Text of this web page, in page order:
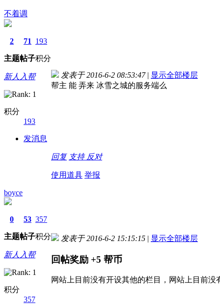
不着调
2
主题
71
帖子
193
积分
新人入帮
积分
193
发消息
发表于 2016-6-2 08:53:47 | 显示全部楼层
帮主 能 弄来 冰雪之城的服务端么
回复 支持 反对
使用道具 举报
boyce
0
主题
53
帖子
357
积分
新人入帮
积分
357
发表于 2016-6-2 15:15:15 | 显示全部楼层
回帖奖励 +5 帮币
网站上目前没有开设其他的栏目，网站上目前没